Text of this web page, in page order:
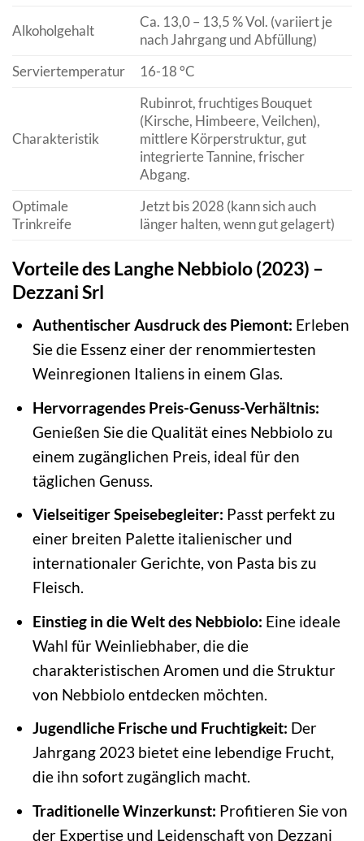
Alkoholgehalt
Ca. 13,0 – 13,5 % Vol. (variiert je
nach Jahrgang und Abfüllung)
Serviertemperatur
16-18 °C
Charakteristik
Rubinrot, fruchtiges Bouquet
(Kirsche, Himbeere, Veilchen),
mittlere Körperstruktur, gut
integrierte Tannine, frischer
Abgang.
Optimale
Trinkreife
Jetzt bis 2028 (kann sich auch
länger halten, wenn gut gelagert)
Vorteile des Langhe Nebbiolo (2023) –
Dezzani Srl
Authentischer Ausdruck des Piemont: Erleben
Sie die Essenz einer der renommiertesten
Weinregionen Italiens in einem Glas.
Hervorragendes Preis-Genuss-Verhältnis:
Genießen Sie die Qualität eines Nebbiolo zu
einem zugänglichen Preis, ideal für den
täglichen Genuss.
Vielseitiger Speisebegleiter: Passt perfekt zu
einer breiten Palette italienischer und
internationaler Gerichte, von Pasta bis zu
Fleisch.
Einstieg in die Welt des Nebbiolo: Eine ideale
Wahl für Weinliebhaber, die die
charakteristischen Aromen und die Struktur
von Nebbiolo entdecken möchten.
Jugendliche Frische und Fruchtigkeit: Der
Jahrgang 2023 bietet eine lebendige Frucht,
die ihn sofort zugänglich macht.
Traditionelle Winzerkunst: Profitieren Sie von
der Expertise und Leidenschaft von Dezzani